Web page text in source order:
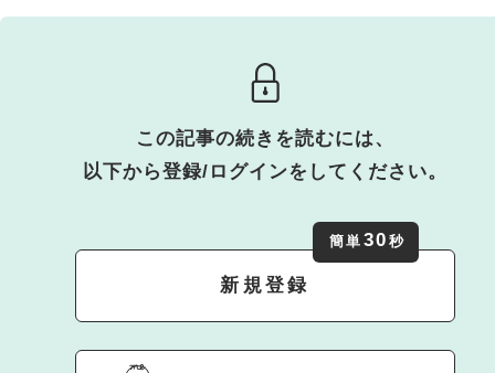
この記事の続きを読むには、
以下から登録/ログインをしてください。
新規登録
簡単 30 秒